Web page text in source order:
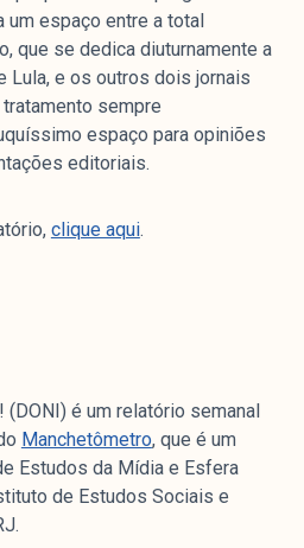
um espaço entre a total
que se dedica diuturnamente a
Lula, e os outros dois jornais
sempre
espaço para opiniões
editoriais.
clique aqui.
(DONI) é um relatório semanal
Manchetômetro, que é um
Estudos da Mídia e Esfera
de Estudos Sociais e